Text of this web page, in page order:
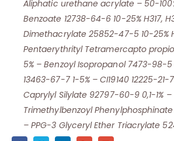
Aliphatic urethane acrylate – 50-
Benzoate 12738-64-6 10-25% H317,
Dimethacrylate 25852-47-5 10-25%
Pentaerythrityl Tetramercapto
5% – Benzoyl Isopropanol 7473-98-5
13463-67-7 1-5% – CI19140 12225-21-
Caprylyl Silylate 92797-60-9 0,1-1% –
Trimethylbenzoyl Phenylphosphinate
– PPG-3 Glyceryl Ether Triacrylate